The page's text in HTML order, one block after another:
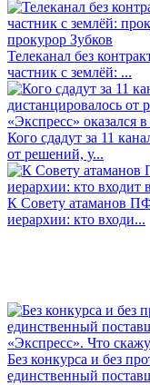
Телеканал без
частник с землёй: ...
Кого сдадут за 11
от решений, у...
К Совету атаманов
иерархии: кто входи...
Без конкурса и без
единственный